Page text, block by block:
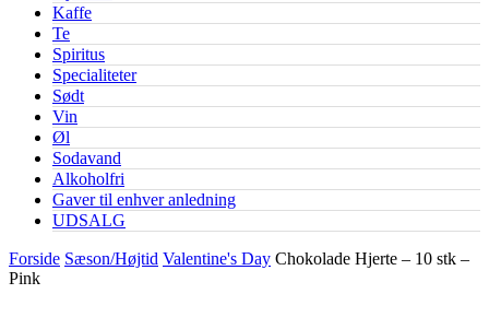
Kaffe
Te
Spiritus
Specialiteter
Sødt
Vin
Øl
Sodavand
Alkoholfri
Gaver til enhver anledning
UDSALG
Forside Sæson/Højtid Valentine's Day Chokolade Hjerte – 10 stk –
Pink